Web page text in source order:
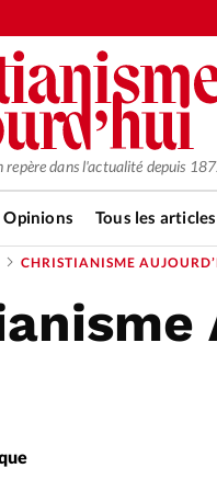
repère dans l'actualité depuis
Opinions Tous les articles
CHRISTIANISME